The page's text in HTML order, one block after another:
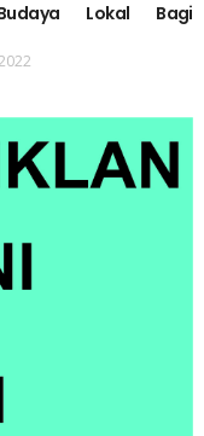
Lokal Bagi